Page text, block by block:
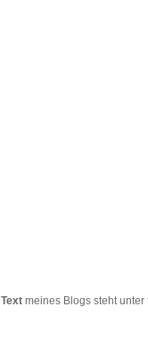
Textmeines Blogs steht unter